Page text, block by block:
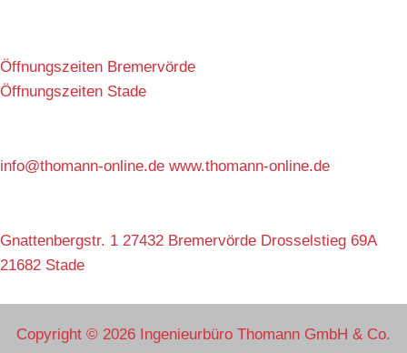
Öffnungszeiten Bremervörde
Öffnungszeiten Stade
info@thomann-online.de www.thomann-online.de
Gnattenbergstr. 1 27432 Bremervörde Drosselstieg 69A
21682 Stade
Copyright © 2026 Ingenieurbüro Thomann GmbH & Co.